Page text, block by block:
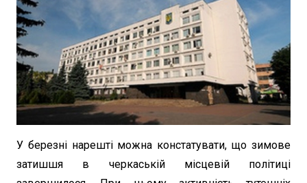
У березні нарешті можна констатувати, що зимове
затишшя в черкаській місцевій політиці